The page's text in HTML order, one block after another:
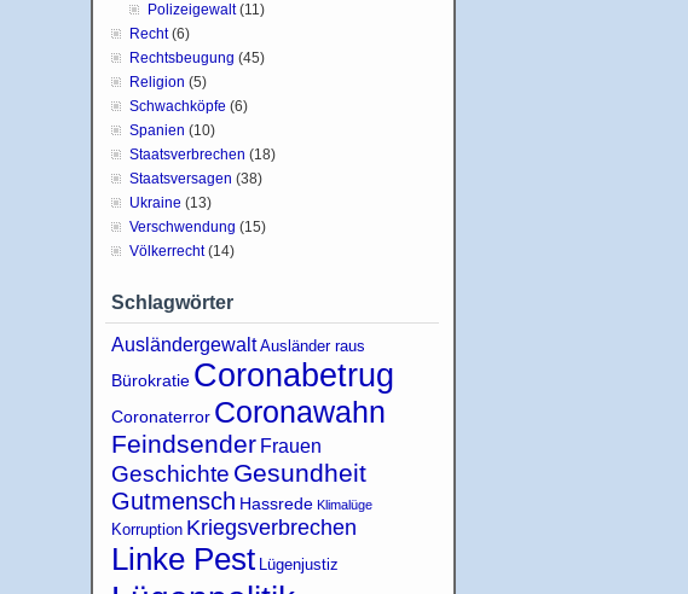
Polizeigewalt(11)
Recht(6)
Rechtsbeugung (45)
Religion (5)
Schwachköpfe (6)
Spanien (10)
Staatsverbrechen (18)
Staatsversagen (38)
Ukraine (13)
Verschwendung (15)
Völkerrecht(14)
Schlagwörter
Ausländergewalt Ausländer raus
Bürokratie Coronabetrug
Coronaterror Coronawahn
Feindsender Frauen
Geschichte Gesundheit
Gutmensch Hassrede Klimalüge
Korruption Kriegsverbrechen
Linke Pest Lügenjustiz